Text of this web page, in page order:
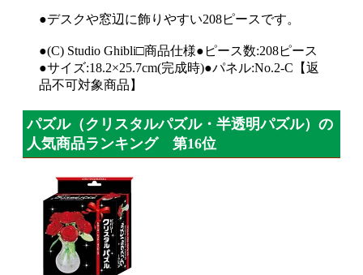
●デスクや窓辺に飾りやすい208ピースです。
●(C) Studio Ghibli□商品仕様●ピース数:208ピース
●サイズ:18.2×25.7cm(完成時)●パネル:No.2-C【返
品不可対象商品】
パズル（クリスタルパズル・半透明パズル）の
人気商品ランキング 第16位